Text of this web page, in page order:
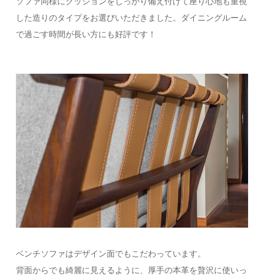
した造りのタイプをお選びいただきました。ダイニングルーム
で過ごす時間が長い方にも好評です！
ベンチソファはデザイン面でもこだわっています。
背面からでも綺麗に見えるように、厚手の本革を贅沢に使いっ